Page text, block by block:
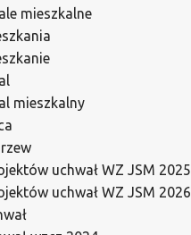
mieszkalne
mieszkalny
uchwał WZ JSM 2025
uchwał WZ JSM 2026